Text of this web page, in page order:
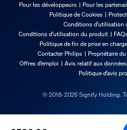
Pour les développeurs
Pour les
Politique de Cookies
Conditions d’utilisation
Conditions d’utilisation du produit
Politique de fin de prise en charge
Contacter Philips
Propriétaire
Offres d’emploi
Avis relatif aux données
Politique d’avis
© 2018-2026 Signify Holding.